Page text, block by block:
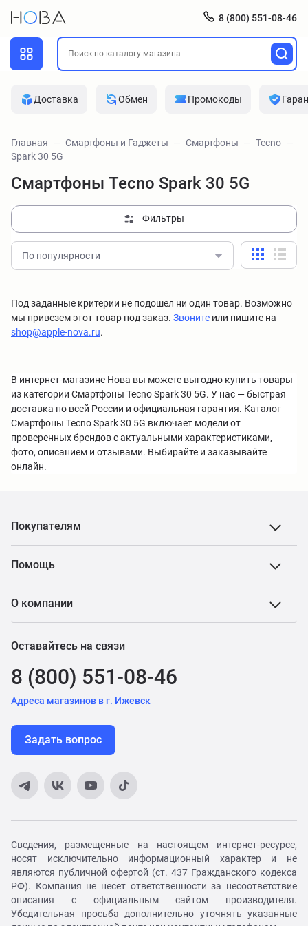
8 (800) 551-08-46
Доставка Обмен Промокоды
Главная Смартфоны и Гаджеты Смартфоны
Tecno
Spark 30 5G
Смартфоны Tecno Spark 30 5G
Фильтры
По популярности
Под заданные критерии не подошел ни один товар. Возможно
мы привезем этот товар под заказ. Звоните или пишите на
shop@apple-nova.ru.
В интернет-магазине Нова вы можете выгодно купить товары
из категории Смартфоны Tecno Spark 30 5G. У нас — быстрая
доставка по всей России и официальная гарантия. Каталог
Смартфоны Tecno Spark 30 5G включает модели от
проверенных брендов с актуальными характеристиками,
фото, описанием и отзывами. Выбирайте и заказывайте
онлайн.
Покупателям
Помощь
О компании
Оставайтесь на связи
8 (800) 551-08-46
Адреса магазинов в г. Ижевск
Задать вопрос
Сведения, размещенные на настоящем интернет-ресурсе,
носят исключительно информационный характер и не
являются публичной офертой (ст. 437 Гражданского кодекса
РФ). Компания не несет ответственности за несоответствие
описания с официальным сайтом производителя.
Убедительная просьба дополнительно уточнять указанные